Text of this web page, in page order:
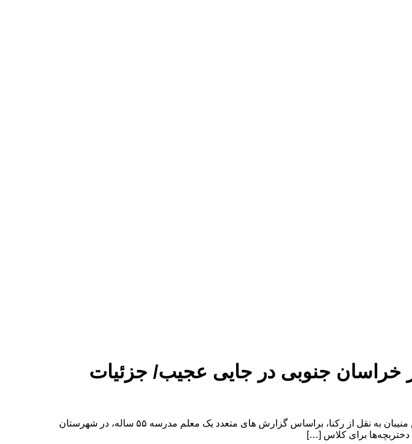
تجاوز وحشیانه معلم 55 ساله به دختربچه کوچک در خراسان جنوبی در جایی عجیب/ جزئیات به گزارش منیبان به نقل از رکنا، براساس گزارش های متعدد ‌یک معلم مدرسه ۵۵ ساله، در شهرستان